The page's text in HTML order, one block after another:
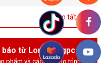
Xem tất cả
từ Longhungpc.vn
phẩm và các chương trình